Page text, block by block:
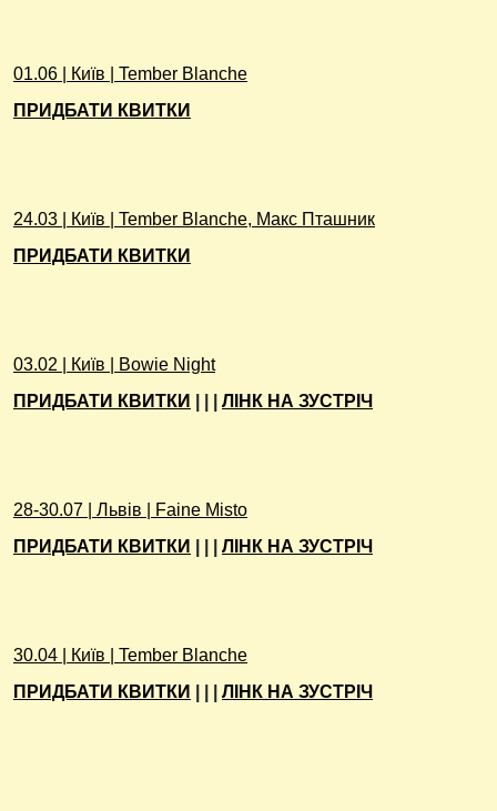
01.06 | Київ | Tember Blanche
ПРИДБАТИ КВИТКИ
24.03 | Київ | Tember Blanche, Макс Пташник
ПРИДБАТИ КВИТКИ
03.02 | Київ | Bowie Night
ПРИДБАТИ КВИТКИ
ЛІНК НА ЗУСТРІЧ
28-30.07 | Львів | Faine Misto
ПРИДБАТИ КВИТКИ
ЛІНК НА ЗУСТРІЧ
30.04 | Київ | Tember Blanche
ПРИДБАТИ КВИТКИ
ЛІНК НА ЗУСТРІЧ